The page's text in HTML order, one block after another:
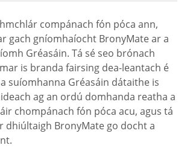
compánach fón póca ann,
gach gníomhaíocht BronyMate ar a
Gréasáin. Tá sé seo brónach
is branda fairsing dea-leantach é
suíomhanna Gréasáin dátaithe is
ag an ordú domhanda reatha a
chompánach fón póca acu, agus tá
dhiúltaigh BronyMate go docht a